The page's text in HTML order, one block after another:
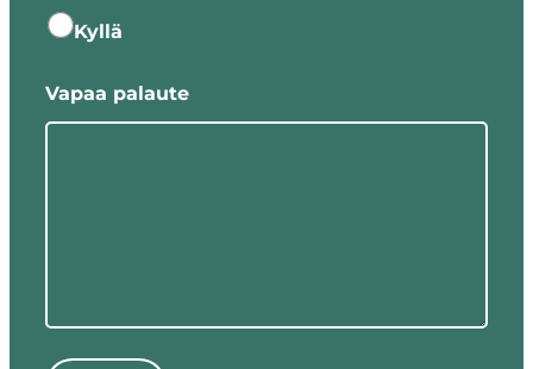
Kyllä
Vapaa palaute